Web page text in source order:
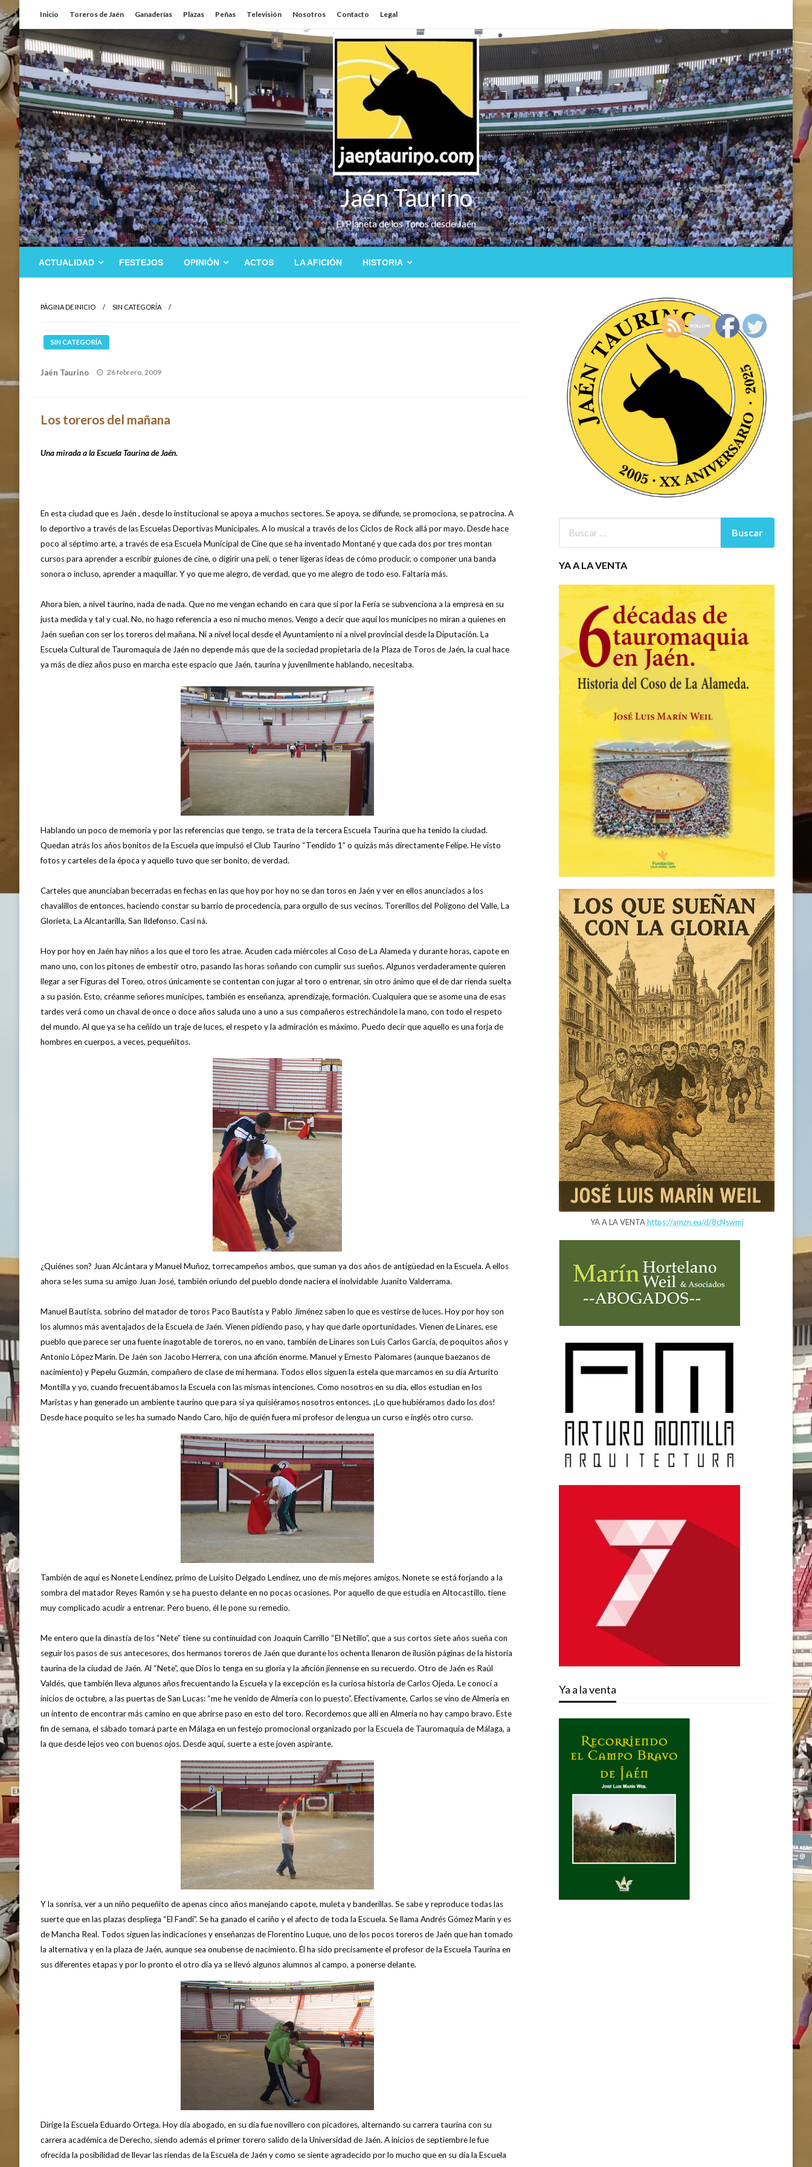
Saltar
al
contenido
Inicio Toreros de Jaén Ganaderías Plazas Peñas Televisión Nosotros Contacto Legal
Jaén Taurino
El Planeta de los Toros desde Jaén
ACTUALIDAD FESTEJOS OPINIÓN ACTOS LA AFICIÓN HISTORIA
PÁGINA DE INICIO SIN CATEGORÍA
SIN CATEGORÍA
Jaén Taurino
Publicado
26 febrero, 2009
Los toreros del mañana
Una mirada a la Escuela Taurina de Jaén.
En esta ciudad que es Jaén , desde lo institucional se apoya a muchos sectores. Se apoya, se difunde, se promociona, se patrocina. A
lo deportivo a través de las Escuelas Deportivas Municipales. A lo musical a través de los Ciclos de Rock allá por mayo. Desde hace
poco al séptimo arte, a través de esa Escuela Municipal de Cine que se ha inventado Montané y que cada dos por tres montan
cursos para aprender a escribir guiones de cine, o digirir una peli, o tener ligeras ideas de cómo producir, o componer una banda
sonora o incluso, aprender a maquillar. Y yo que me alegro, de verdad, que yo me alegro de todo eso. Faltaría más.
Ahora bien, a nivel taurino, nada de nada. Que no me vengan echando en cara que si por la Feria se subvenciona a la empresa en su
justa medida y tal y cual. No, no hago referencia a eso ni mucho menos. Vengo a decir que aquí los munícipes no miran a quienes en
Jaén sueñan con ser los toreros del mañana. Ni a nivel local desde el Ayuntamiento ni a nivel provincial desde la Diputación. La
Escuela Cultural de Tauromaquia de Jaén no depende más que de la sociedad propietaria de la Plaza de Toros de Jaén, la cual hace
ya más de diez años puso en marcha este espacio que Jaén, taurina y juvenilmente hablando, necesitaba.
Hablando un poco de memoria y por las referencias que tengo, se trata de la tercera Escuela Taurina que ha tenido la ciudad.
Quedan atrás los años bonitos de la Escuela que impulsó el Club Taurino “Tendido 1” o quizás más directamente Felipe. He visto
fotos y carteles de la época y aquello tuvo que ser bonito, de verdad.
Carteles que anunciaban becerradas en fechas en las que hoy por hoy no se dan toros en Jaén y ver en ellos anunciados a los
chavalillos de entonces, haciendo constar su barrio de procedencia, para orgullo de sus vecinos. Torerillos del Polígono del Valle, La
Glorieta, La Alcantarilla, San Ildefonso. Casi ná.
Hoy por hoy en Jaén hay niños a los que el toro les atrae. Acuden cada miércoles al Coso de La Alameda y durante horas, capote en
mano uno, con los pitones de embestir otro, pasando las horas soñando con cumplir sus sueños. Algunos verdaderamente quieren
llegar a ser Figuras del Toreo, otros únicamente se contentan con jugar al toro o entrenar, sin otro ánimo que el de dar rienda suelta
a su pasión. Esto, créanme señores munícipes, también es enseñanza, aprendizaje, formación. Cualquiera que se asome una de esas
tardes verá como un chaval de once o doce años saluda uno a uno a sus compañeros estrechándole la mano, con todo el respeto
del mundo. Al que ya se ha ceñido un traje de luces, el respeto y la admiración es máximo. Puedo decir que aquello es una forja de
hombres en cuerpos, a veces, pequeñitos.
¿Quiénes son? Juan Alcántara y Manuel Muñoz, torrecampeños ambos, que suman ya dos años de antigüedad en la Escuela. A ellos
ahora se les suma su amigo Juan José, también oriundo del pueblo donde naciera el inolvidable Juanito Valderrama.
Manuel Bautista, sobrino del matador de toros Paco Bautista y Pablo Jiménez saben lo que es vestirse de luces. Hoy por hoy son
los alumnos más aventajados de la Escuela de Jaén. Vienen pidiendo paso, y hay que darle oportunidades. Vienen de Linares, ese
pueblo que parece ser una fuente inagotable de toreros, no en vano, también de Linares son Luis Carlos García, de poquitos años y
Antonio López Marín. De Jaén son Jacobo Herrera, con una afición enorme. Manuel y Ernesto Palomares (aunque baezanos de
nacimiento) y Pepelu Guzmán, compañero de clase de mi hermana. Todos ellos siguen la estela que marcamos en su día Arturito
Montilla y yo, cuando frecuentábamos la Escuela con las mismas intenciones. Como nosotros en su día, ellos estudian en los
Maristas y han generado un ambiente taurino que para sí ya quisiéramos nosotros entonces. ¡Lo que hubiéramos dado los dos!
Desde hace poquito se les ha sumado Nando Caro, hijo de quién fuera mi profesor de lengua un curso e inglés otro curso.
También de aquí es Nonete Lendínez, primo de Luisito Delgado Lendínez, uno de mis mejores amigos. Nonete se está forjando a la
sombra del matador Reyes Ramón y se ha puesto delante en no pocas ocasiones. Por aquello de que estudia en Altocastillo, tiene
muy complicado acudir a entrenar. Pero bueno, él le pone su remedio.
Me entero que la dinastía de los “Nete” tiene su continuidad con Joaquín Carrillo “El Netillo”, que a sus cortos siete años sueña con
seguir los pasos de sus antecesores, dos hermanos toreros de Jaén que durante los ochenta llenaron de ilusión páginas de la historia
taurina de la ciudad de Jaén. Al “Nete”, que Dios lo tenga en su gloria y la afición jiennense en su recuerdo. Otro de Jaén es Raúl
Valdés, que también lleva algunos años frecuentando la Escuela y la excepción es la curiosa historia de Carlos Ojeda. Le conocí a
inicios de octubre, a las puertas de San Lucas: “me he venido de Almería con lo puesto”. Efectivamente, Carlos se vino de Almería en
un intento de encontrar más camino en que abrirse paso en esto del toro. Recordemos que allí en Almería no hay campo bravo. Este
fin de semana, el sábado tomará parte en Málaga en un festejo promocional organizado por la Escuela de Tauromaquia de Málaga, a
la que desde lejos veo con buenos ojos. Desde aquí, suerte a este joven aspirante.
Y la sonrisa, ver a un niño pequeñito de apenas cinco años manejando capote, muleta y banderillas. Se sabe y reproduce todas las
suerte que en las plazas despliega “El Fandi”. Se ha ganado el cariño y el afecto de toda la Escuela. Se llama Andrés Gómez Marín y es
de Mancha Real. Todos siguen las indicaciones y enseñanzas de Florentino Luque, uno de los pocos toreros de Jaén que han tomado
la alternativa y en la plaza de Jaén, aunque sea onubense de nacimiento. Él ha sido precisamente el profesor de la Escuela Taurina en
sus diferentes etapas y por lo pronto el otro día ya se llevó algunos alumnos al campo, a ponerse delante.
Dirige la Escuela Eduardo Ortega. Hoy día abogado, en su día fue novillero con picadores, alternando su carrera taurina con su
carrera académica de Derecho, siendo además el primer torero salido de la Universidad de Jaén. A inicios de septiembre le fue
ofrecida la posibilidad de llevar las riendas de la Escuela de Jaén y como se siente agradecido por lo mucho que en su día la Escuela
YA A LA VENTA
YA A LA VENTAhttps://amzn.eu/d/8cNswmj
Ya a la venta